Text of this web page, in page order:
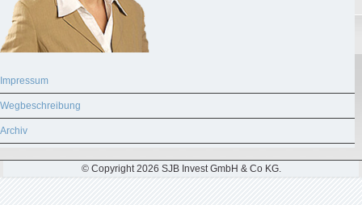
Impressum
Wegbeschreibung
Archiv
© Copyright 2026 SJB Invest GmbH & Co KG.